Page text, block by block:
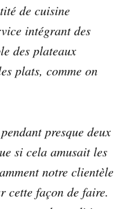
de cuisine
intégrant des
des plateaux
plats, comme on
presque deux
si cela amusait les
notre clientèle
cette façon de faire.